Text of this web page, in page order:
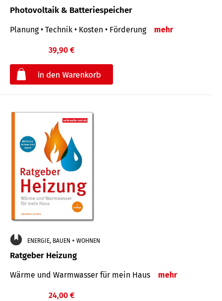
Photovoltaik & Batteriespeicher
Planung • Technik • Kosten • Förderung mehr
39,90 €
ENERGIE, BAUEN + WOHNEN
Ratgeber Heizung
Wärme und Warmwasser für mein Haus mehr
24,00 €